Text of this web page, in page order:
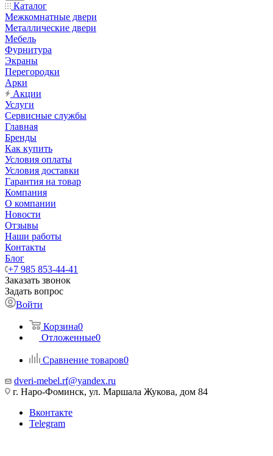
Каталог
Межкомнатные двери
Металлические двери
Мебель
Фурнитура
Экраны
Перегородки
Арки
Акции
Услуги
Сервисные службы
Главная
Бренды
Как купить
Условия оплаты
Условия доставки
Гарантия на товар
Компания
О компании
Новости
Отзывы
Наши работы
Контакты
Блог
+7 985 853-44-41
Заказать звонок
Задать вопрос
Войти
Корзина0
Отложенные0
Сравнение товаров0
dveri-mebel.rf@yandex.ru
г. Наро-Фоминск, ул. Маршала Жукова, дом 84
Вконтакте
Telegram